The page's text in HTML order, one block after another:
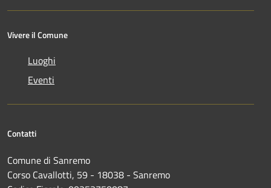
Vivere il Comune
Luoghi
Eventi
Contatti
Comune di Sanremo
Corso Cavallotti, 59 - 18038 - Sanremo